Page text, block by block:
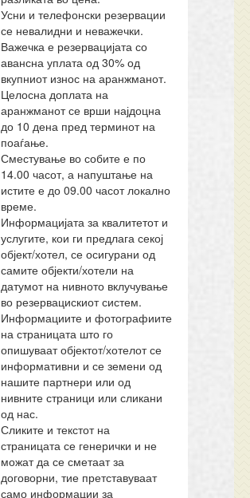
Усни и телефонски резервации
се невалидни и неважечки.
Важечка е резервацијата со
авансна уплата од 30% од
вкупниот износ на аранжманот.
Целосна доплата на
аранжманот се врши најдоцна
до 10 дена пред терминот на
поаѓање.
Сместување во собите е по
14.00 часот, а напуштање на
истите е до 09.00 часот локално
време.
Информацијата за квалитетот и
услугите, кои ги предлага секој
објект/хотел, се осигурани од
самите објекти/хотели на
датумот на нивното вклучување
во резервацискиот систем.
Информациите и фотографиите
на страницата што го
опишуваат објектот/хотелот се
информативни и се земени од
нашите партнери или од
нивните страници или сликани
од нас.
Сликите и текстот на
страницата се генерички и не
можат да се сметаат за
договорни, тие претставуваат
само информации за